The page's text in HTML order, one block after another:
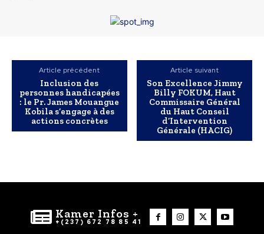
Article précédent
Inclusion des
personnes handicapées
: le Pr. James Mouangue
Kobila s’engage à des
actions concrètes
Article suivant
Son Excellence Jimmy
Billy FOKUM, Haut
Commissaire Général
du Haut Conseil
d’Intervention
Générale (HACIG)
Kamer Infos +
+(237) 672 78 85 41